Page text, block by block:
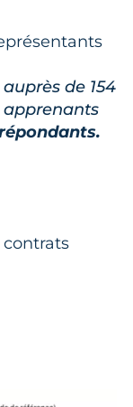
de 154
apprenants